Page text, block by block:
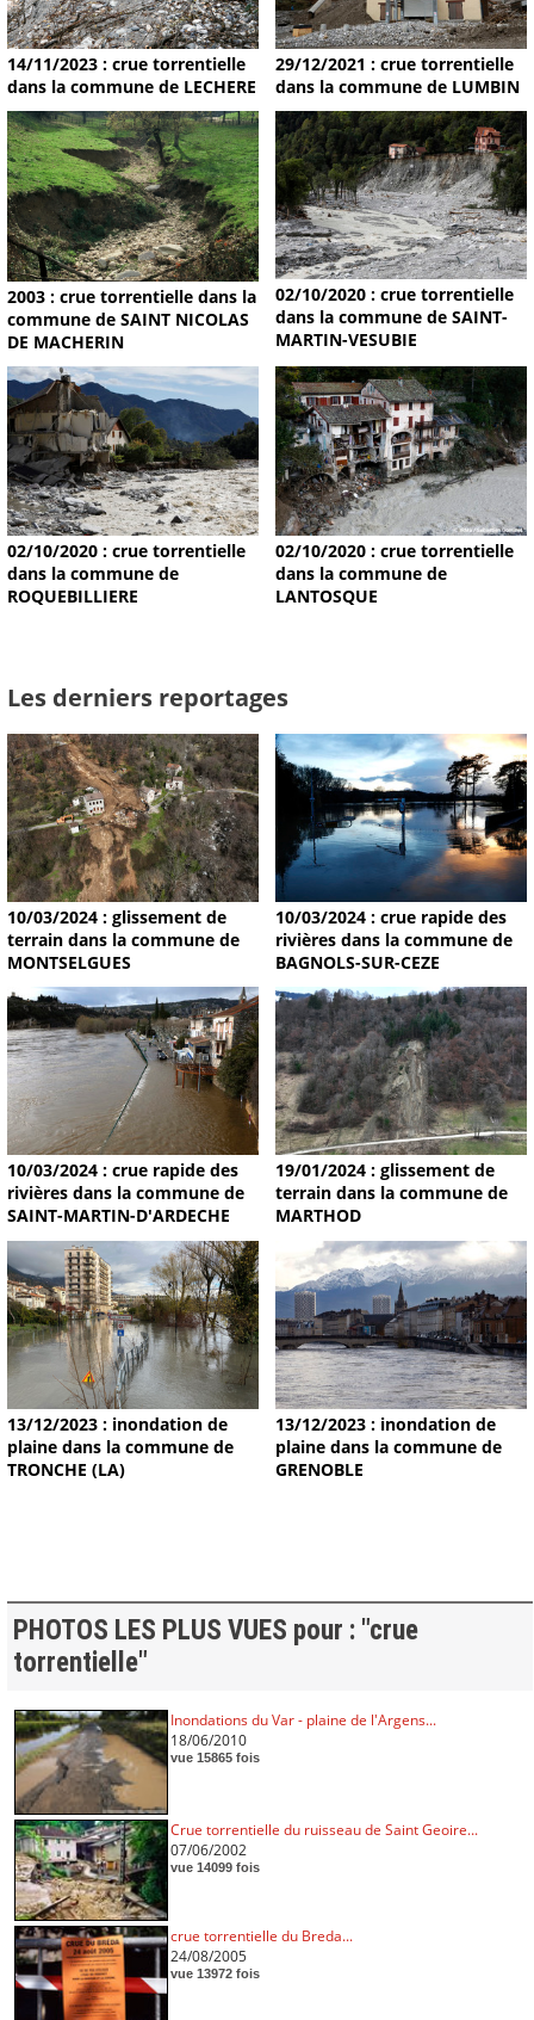
14/11/2023 : crue torrentielle
dans la commune de LECHERE
29/12/2021 : crue torrentielle
dans la commune de LUMBIN
2003 : crue torrentielle dans la
commune de SAINT NICOLAS
DE MACHERIN
02/10/2020 : crue torrentielle
dans la commune de SAINT-
MARTIN-VESUBIE
02/10/2020 : crue torrentielle
dans la commune de
ROQUEBILLIERE
02/10/2020 : crue torrentielle
dans la commune de
LANTOSQUE
Les derniers reportages
10/03/2024 : glissement de
terrain dans la commune de
MONTSELGUES
10/03/2024 : crue rapide des
rivières dans la commune de
BAGNOLS-SUR-CEZE
10/03/2024 : crue rapide des
rivières dans la commune de
SAINT-MARTIN-D'ARDECHE
19/01/2024 : glissement de
terrain dans la commune de
MARTHOD
13/12/2023 : inondation de
plaine dans la commune de
TRONCHE (LA)
13/12/2023 : inondation de
plaine dans la commune de
GRENOBLE
PHOTOS LES PLUS VUES pour : "crue
torrentielle"
Inondations du Var - plaine de l'Argens...
18/06/2010
vue 15865 fois
Crue torrentielle du ruisseau de Saint Geoire...
07/06/2002
vue 14099 fois
crue torrentielle du Breda...
24/08/2005
vue 13972 fois